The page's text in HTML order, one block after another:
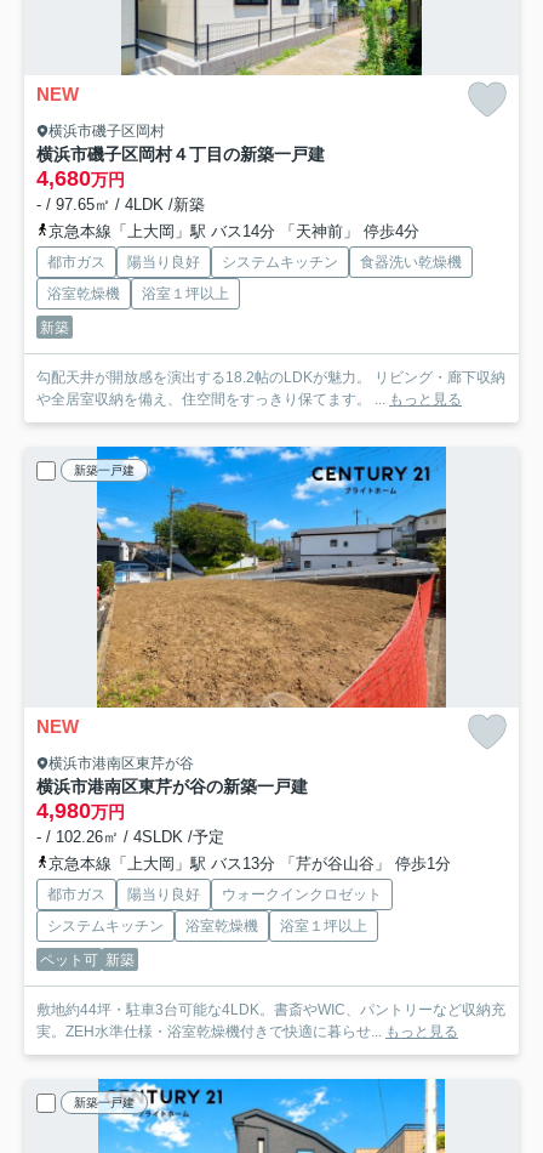
NEW
横浜市磯子区岡村
横浜市磯子区岡村４丁目の新築一戸建
4,680万円
- / 97.65㎡ / 4LDK /新築
京急本線「上大岡」駅 バス14分 「天神前」 停歩4分
都市ガス 陽当り良好 システムキッチン
食器洗い乾燥機
浴室乾燥機
浴室１坪以上
新築
勾配天井が開放感を演出する18.2帖のLDKが魅力。 リビング・廊下収納
や全居室収納を備え、住空間をすっきり保てます。 ... もっと見る
新築一戸建
NEW
横浜市港南区東芹が谷
横浜市港南区東芹が谷の新築一戸建
4,980万円
- / 102.26㎡ / 4SLDK /予定
京急本線「上大岡」駅 バス13分 「芹が谷山谷」 停歩1分
都市ガス 陽当り良好
ウォークインクロゼット
システムキッチン
浴室乾燥機
浴室１坪以上
ペット可 新築
敷地約44坪・駐車3台可能な4LDK。書斎やWIC、パントリーなど収納充
実。ZEH水準仕様・浴室乾燥機付きで快適に暮らせ... もっと見る
新築一戸建